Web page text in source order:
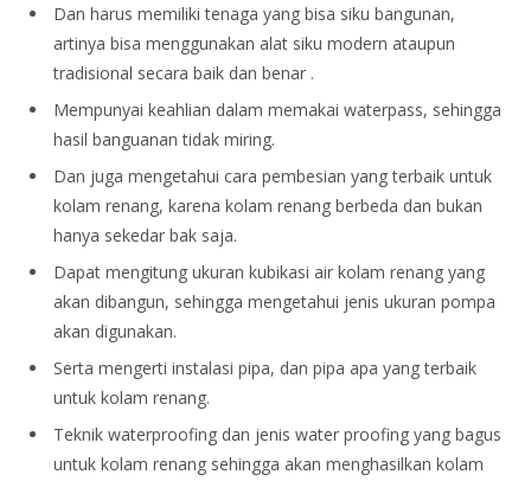
Dan harus memiliki tenaga yang bisa siku bangunan,
artinya bisa menggunakan alat siku modern ataupun
tradisional secara baik dan benar .
Mempunyai keahlian dalam memakai waterpass, sehingga
hasil banguanan tidak miring.
Dan juga mengetahui cara pembesian yang terbaik untuk
kolam renang, karena kolam renang berbeda dan bukan
hanya sekedar bak saja.
Dapat mengitung ukuran kubikasi air kolam renang yang
akan dibangun, sehingga mengetahui jenis ukuran pompa
akan digunakan.
Serta mengerti instalasi pipa, dan pipa apa yang terbaik
untuk kolam renang.
Teknik waterproofing dan jenis water proofing yang bagus
untuk kolam renang sehingga akan menghasilkan kolam